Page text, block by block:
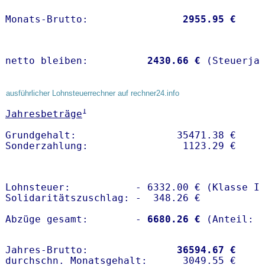
Monats-Brutto: 2955.95 €
netto bleiben: 2430.66 €
ausführlicher Lohnsteuerrechner auf rechner24.info
Jahresbeträge1
Grundgehalt:                 35471.38 €
Lohnsteuer:           - 6332.00 € (Klasse I)
Solidaritätszuschlag: -  348.26 €
Abzüge gesamt:        -
6680.26 €
Jahres-Brutto: 36594.67 €